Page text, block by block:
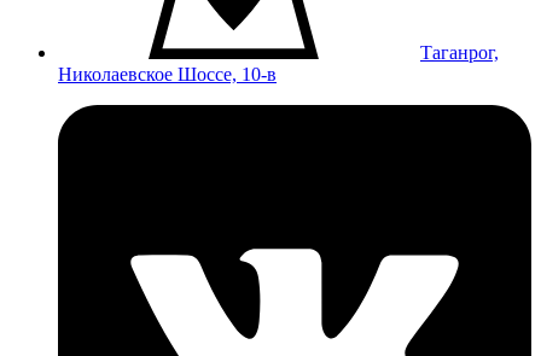
Таганрог,
Николаевское Шоссе, 10-в